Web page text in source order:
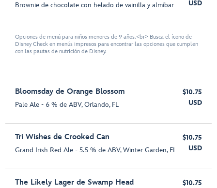
Brownie de chocolate con helado de vainilla y almíbar USD
Opciones de menú para niños menores de 9 años.<br> Busca el ícono de
Disney Check en menús impresos para encontrar las opciones que cumplen
con las pautas de nutrición de Disney.
Bloomsday de Orange Blossom
Pale Ale - 6 % de ABV, Orlando, FL
$10.75
USD
Tri Wishes de Crooked Can
Grand Irish Red Ale - 5.5 % de ABV, Winter Garden, FL
$10.75
USD
The Likely Lager de Swamp Head
$10.75